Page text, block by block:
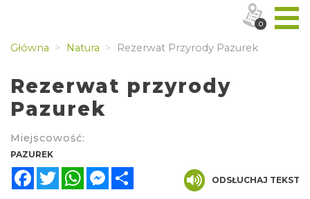
Główna Natura Rezerwat Przyrody Pazurek
Rezerwat przyrody
Pazurek
Miejscowość:
PAZUREK
FacebookTwitterWhatsAppMessenger
ODSŁUCHAJ TEKST
0